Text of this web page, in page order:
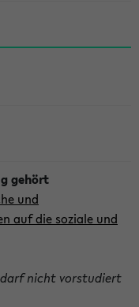
und
auf die soziale und
darf nicht vorstudiert